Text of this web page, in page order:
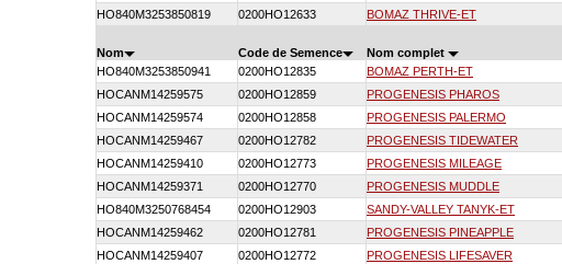
HO840M3253850819
0200HO12633 BOMAZ THRIVE-ET
Nom Code de Semence Nom complet
HO840M3253850941
0200HO12835 BOMAZ PERTH-ET
HOCANM14259575
0200HO12859 PROGENESIS PHAROS
HOCANM14259574
0200HO12858 PROGENESIS PALERMO
HOCANM14259467
0200HO12782 PROGENESIS TIDEWATER
HOCANM14259410
0200HO12773 PROGENESIS MILEAGE
HOCANM14259371
0200HO12770 PROGENESIS MUDDLE
HO840M3250768454
0200HO12903 SANDY-VALLEY TANYK-ET
HOCANM14259462
0200HO12781 PROGENESIS PINEAPPLE
HOCANM14259407
0200HO12772 PROGENESIS LIFESAVER